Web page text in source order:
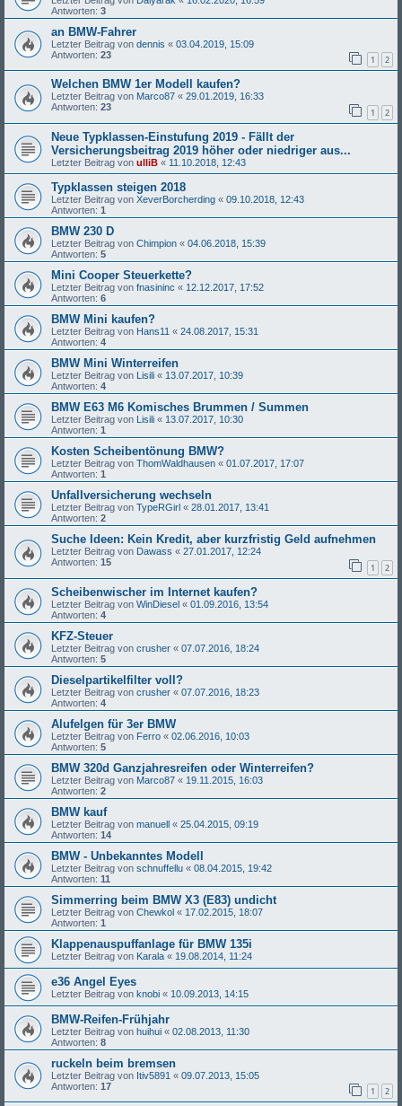
Antworten: 3
an BMW-Fahrer
Letzter Beitrag von dennis « 03.04.2019, 15:09
Antworten: 23 1 2
Welchen BMW 1er Modell kaufen?
Letzter Beitrag von Marco87 « 29.01.2019, 16:33
Antworten: 23 1 2
Neue Typklassen-Einstufung 2019 - Fällt der
Versicherungsbeitrag 2019 höher oder niedriger aus...
Letzter Beitrag von ulliB « 11.10.2018, 12:43
Typklassen steigen 2018
Letzter Beitrag von XeverBorcherding « 09.10.2018, 12:43
Antworten: 1
BMW 230 D
Letzter Beitrag von Chimpion « 04.06.2018, 15:39
Antworten: 5
Mini Cooper Steuerkette?
Letzter Beitrag von fnasininc « 12.12.2017, 17:52
Antworten: 6
BMW Mini kaufen?
Letzter Beitrag von Hans11 « 24.08.2017, 15:31
Antworten: 4
BMW Mini Winterreifen
Letzter Beitrag von Lisili « 13.07.2017, 10:39
Antworten: 4
BMW E63 M6 Komisches Brummen / Summen
Letzter Beitrag von Lisili « 13.07.2017, 10:30
Antworten: 1
Kosten Scheibentönung BMW?
Letzter Beitrag von ThomWaldhausen « 01.07.2017, 17:07
Antworten: 1
Unfallversicherung wechseln
Letzter Beitrag von TypeRGirl « 28.01.2017, 13:41
Antworten: 2
Suche Ideen: Kein Kredit, aber kurzfristig Geld aufnehmen
Letzter Beitrag von Dawass « 27.01.2017, 12:24
Antworten: 15 1 2
Scheibenwischer im Internet kaufen?
Letzter Beitrag von WinDiesel « 01.09.2016, 13:54
Antworten: 4
KFZ-Steuer
Letzter Beitrag von crusher « 07.07.2016, 18:24
Antworten: 5
Dieselpartikelfilter voll?
Letzter Beitrag von crusher « 07.07.2016, 18:23
Antworten: 4
Alufelgen für 3er BMW
Letzter Beitrag von Ferro « 02.06.2016, 10:03
Antworten: 5
BMW 320d Ganzjahresreifen oder Winterreifen?
Letzter Beitrag von Marco87 « 19.11.2015, 16:03
Antworten: 2
BMW kauf
Letzter Beitrag von manuell « 25.04.2015, 09:19
Antworten: 14
BMW - Unbekanntes Modell
Letzter Beitrag von schnuffellu « 08.04.2015, 19:42
Antworten: 11
Simmerring beim BMW X3 (E83) undicht
Letzter Beitrag von Chewkol « 17.02.2015, 18:07
Antworten: 1
Klappenauspuffanlage für BMW 135i
Letzter Beitrag von Karala « 19.08.2014, 11:24
e36 Angel Eyes
Letzter Beitrag von knobi « 10.09.2013, 14:15
BMW-Reifen-Frühjahr
Letzter Beitrag von huihui « 02.08.2013, 11:30
Antworten: 8
ruckeln beim bremsen
Letzter Beitrag von Itiv5891 « 09.07.2013, 15:05
Antworten: 17 1 2